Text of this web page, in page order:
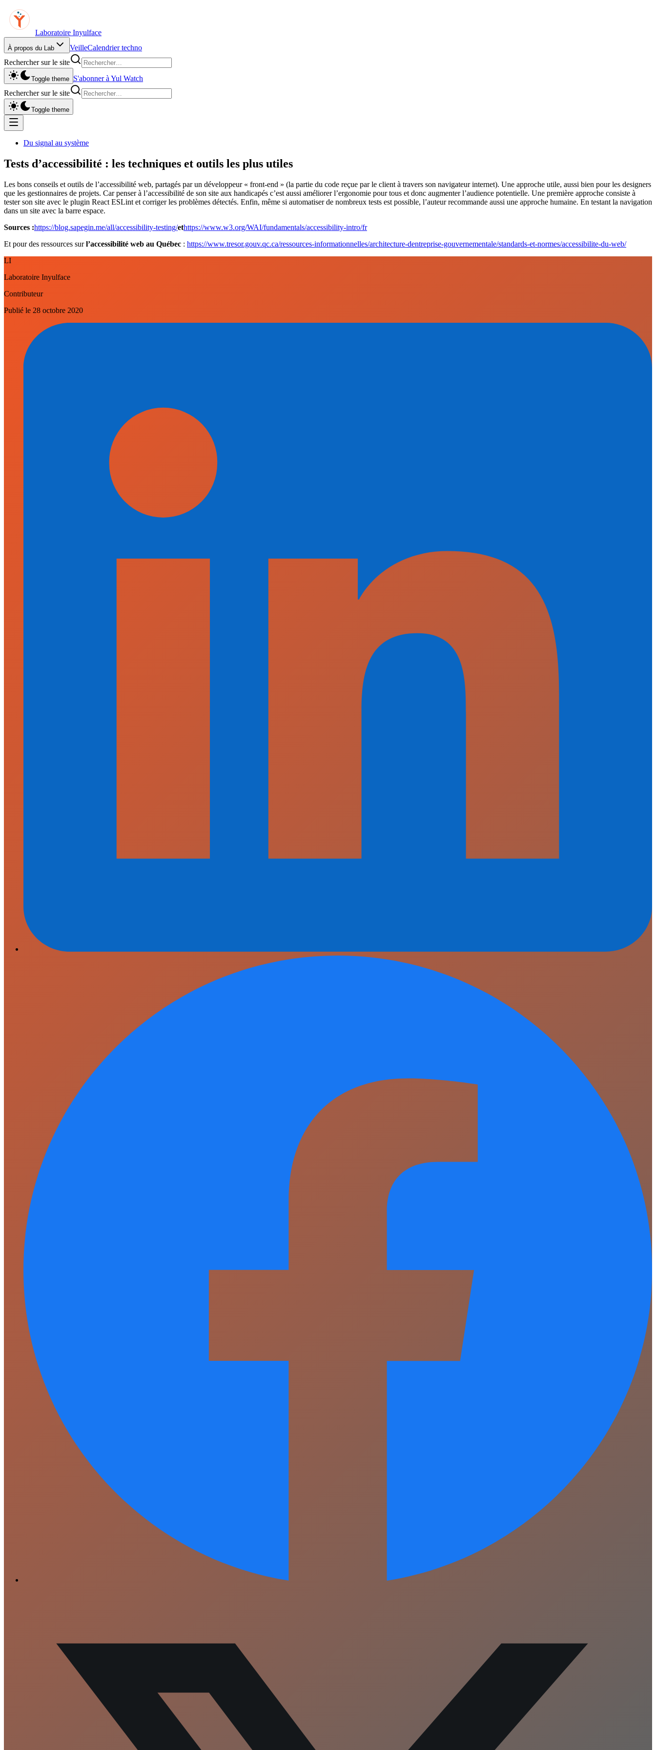
Laboratoire Inyulface
À propos du Lab VeilleCalendrier techno
Rechercher sur le site
Toggle theme S'abonner à Yul Watch
Rechercher sur le site
Toggle theme
Du signal au système
Tests d’accessibilité : les techniques et outils les plus utiles
Les bons conseils et outils de l’accessibilité web, partagés par un développeur « front-end » (la partie du code reçue par le client à travers son navigateur internet). Une approche utile, aussi bien pour les designers
que les gestionnaires de projets. Car penser à l’accessibilité de son site aux handicapés c’est aussi améliorer l’ergonomie pour tous et donc augmenter l’audience potentielle. Une première approche consiste à
tester son site avec le plugin React ESLint et corriger les problèmes détectés. Enfin, même si automatiser de nombreux tests est possible, l’auteur recommande aussi une approche humaine. En testant la navigation
dans un site avec la barre espace.
Sources :https://blog.sapegin.me/all/accessibility-testing/ethttps://www.w3.org/WAI/fundamentals/accessibility-intro/fr
Et pour des ressources surl’accessibilité web au Québec : https://www.tresor.gouv.qc.ca/ressources-informationnelles/architecture-dentreprise-gouvernementale/standards-et-normes/accessibilite-du-web/
LI
Laboratoire Inyulface
Contributeur
Publié le 28 octobre 2020